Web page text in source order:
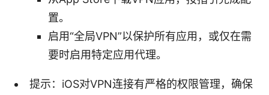
置。
启用“全局VPN”以保护所有应用，或仅在需
要时启用特定应用代理。
提示：iOS对VPN连接有严格的权限管理，确保